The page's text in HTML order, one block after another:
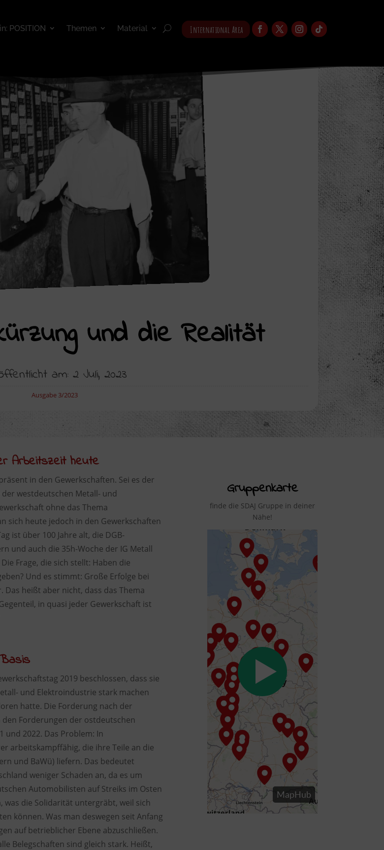
POSITION Themen Material International Area
und die Realität
am: 2 Juli, 2023
Ausgabe 3/2023
Arbeitszeit heute
in den Gewerkschaften. Sei es der
westdeutschen Metall- und
ohne das Thema
sich heute jedoch in den Gewerkschaften
ist über 100 Jahre alt, die DGB-
und auch die 35h-Woche der IG Metall
Frage, die sich stellt: Haben die
Und es stimmt: Große Erfolge bei
Das heißt aber nicht, dass das Thema
in quasi jeder Gewerkschaft ist
2019 beschlossen, dass sie
und Elektroindustrie stark machen
hatte. Die Forderung nach der
Forderungen der ostdeutschen
und 2022. Das Problem: In
arbeitskampffähig, die ihre Teile an die
und BaWü) liefern. Das bedeutet
weniger Schaden an, da es um
Automobilisten auf Streiks im Osten
die Solidarität untergräbt, weil sich
können. Was man deswegen seit Anfang
auf betrieblicher Ebene abzuschließen.
Belegschaften sind gleich stark. Heißt,
Gruppenkarte
finde die SDAJ Gruppe in deiner
Nähe!